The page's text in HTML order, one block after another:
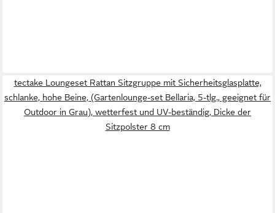
tectake Loungeset Rattan Sitzgruppe mit Sicherheitsglasplatte,
schlanke, hohe Beine, (Gartenlounge-set Bellaria, 5-tlg., geeignet für
Outdoor in Grau), wetterfest und UV-beständig, Dicke der
Sitzpolster 8 cm